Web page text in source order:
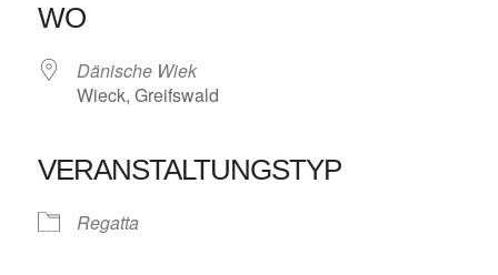
WO
Dänische Wiek
Wieck, Greifswald
VERANSTALTUNGSTYP
Regatta